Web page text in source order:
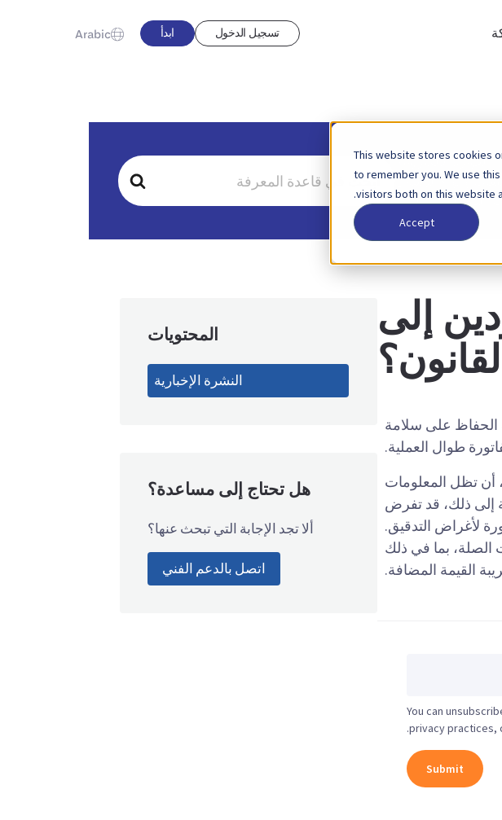
This website stores cookies
to remember you. We use
visitors both on this website
Accept
تسجيل الدخول ابدأ Arabic
عن
الفوترة الإلكترونية
وأنواع الرسائل
المعرفة الأمن
إلى
الحفاظ على سلامة
طوال العملية.
أن تظل المعلومات
إلى ذلك، قد تفرض
لأغراض التدقيق.
الصلة، بما في ذلك
القيمة المضافة.
You can
privacy practices,
.
المحتويات
النشرة الإخبارية
هل تحتاج إلى مساعدة؟
ألا تجد الإجابة التي تبحث عنها؟
اتصل بالدعم الفني